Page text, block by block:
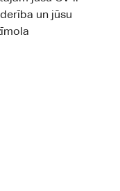
un jūsu